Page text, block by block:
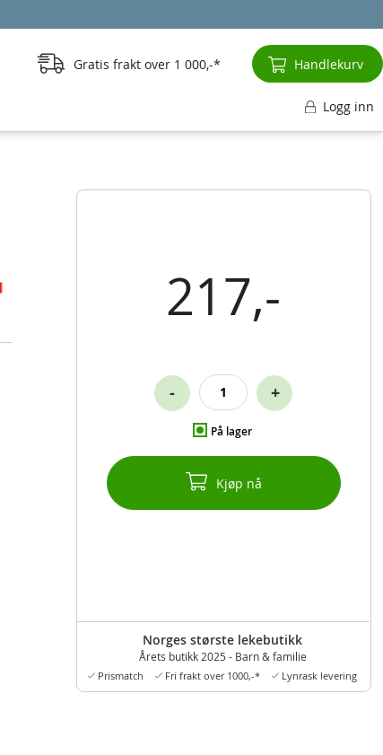
217,-
På lager
- +
Kjøp nå
Norges største lekebutikk
Årets butikk 2025 - Barn & familie
Prismatch Fri frakt over 1000,-* Lynrask levering
Gratis frakt over 1 000,- Handlekurv
Logg inn